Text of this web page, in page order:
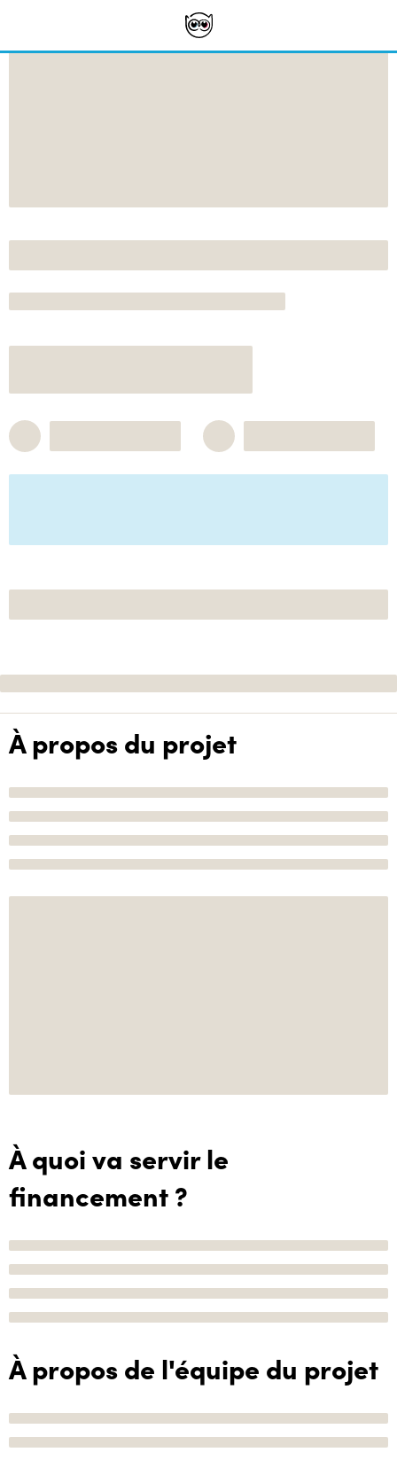
À propos du projet
À quoi va servir le
financement ?
À propos de l'équipe du projet